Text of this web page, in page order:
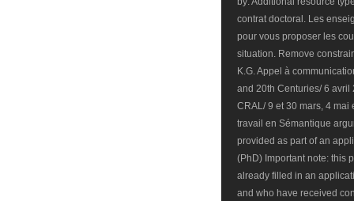
contrat doctoral. Les
pour vous proposer les
situation. Remove
K.G. Appel à
and 20th Centuries/ 6 avril
CRAL/ 9 et 30 mars, 4
travail en Sémantique
provided as part of an
(PhD) Important note: this
already filled in an
and who have received